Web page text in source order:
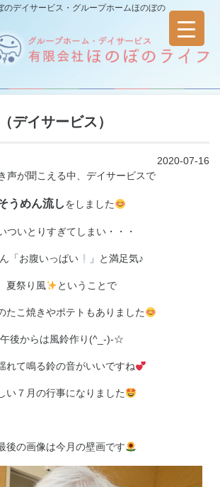
のデイサービス・グループホームほのぼの
デイサービス）
2020-07-16
声が聞こえる中、デイサービスで
うめん流しをしました
ついとりすぎてしまい・・・
「お腹いっぱい 」と満足気♪
夏祭り風 ということで
たこ焼きやポテトもありました
午後からは風鈴作り(^_-)-☆
れて鳴る鈴の音がいいですね
い７月の行事になりました
後の画像は今月の壁画です